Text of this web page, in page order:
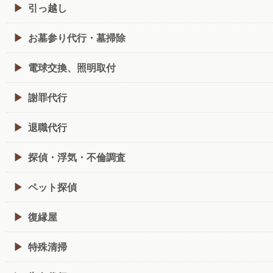
引っ越し
お墓参り代行・墓掃除
電球交換、照明取付
謝罪代行
退職代行
探偵・浮気・不倫調査
ペット探偵
復縁屋
特殊清掃